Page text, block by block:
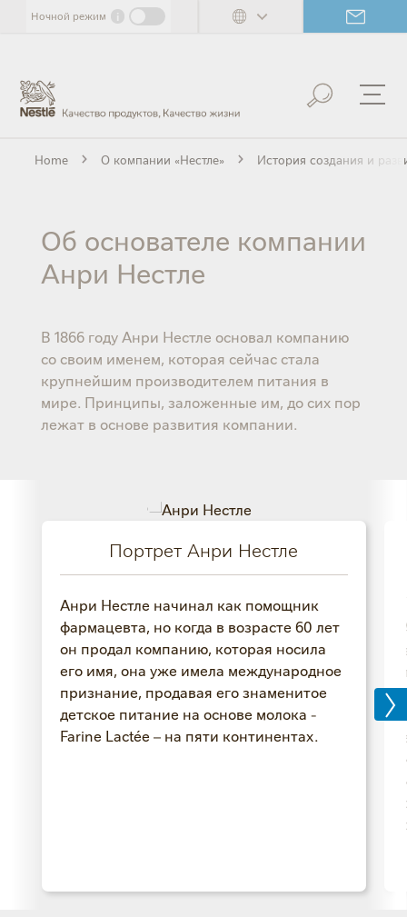
content
Ночной режим i
Home О компании «Нестле» История создания и
Об основателе компании
Анри Нестле
В 1866 году Анри Нестле основал компанию
со своим именем, которая сейчас стала
крупнейшим производителем питания в
мире. Принципы, заложенные им, до сих пор
лежат в основе развития компании.
Портрет Анри Нестле
Анри Нестле начинал как помощник
фармацевта, но когда в возрасте 60 лет
он продал компанию, которая носила
его имя, она уже имела международное
признание, продавая его знаменитое
детское питание на основе молока -
Farine Lactée – на пяти континентах.